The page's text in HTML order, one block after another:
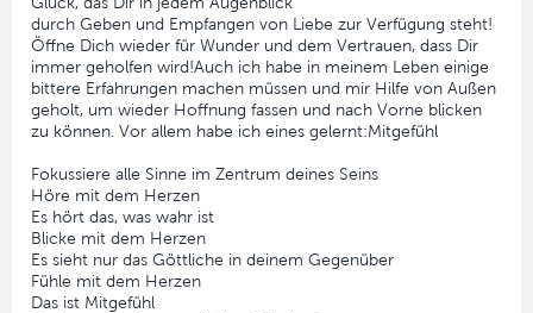
durch Geben und Empfangen von Liebe zur Verfügung steht!
Öffne Dich wieder für Wunder und dem Vertrauen, dass Dir
immer geholfen wird!Auch ich habe in meinem Leben einige
bittere Erfahrungen machen müssen und mir Hilfe von Außen
geholt, um wieder Hoffnung fassen und nach Vorne blicken
zu können. Vor allem habe ich eines gelernt:Mitgefühl
Fokussiere alle Sinne im Zentrum deines Seins
Höre mit dem Herzen
Es hört das, was wahr ist
Blicke mit dem Herzen
Es sieht nur das Göttliche in deinem Gegenüber
Fühle mit dem Herzen
Das ist Mitgefühl